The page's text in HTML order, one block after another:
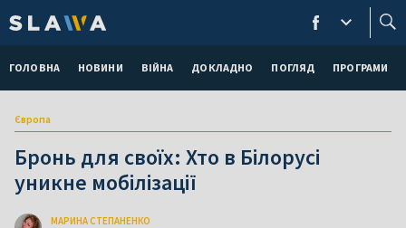
ГОЛОВНА НОВИНИ ВІЙНА ДОКЛАДНО ПОГЛЯД ПРОГРАМИ
Європа
Бронь для своїх: Хто в Білорусі
уникне мобілізації
МАРИНА СТЕПАНЕНКО